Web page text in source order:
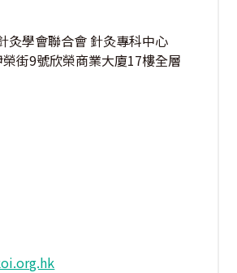
灸學會聯合會 針灸專科中心
街9號欣榮商業大廈17樓全層